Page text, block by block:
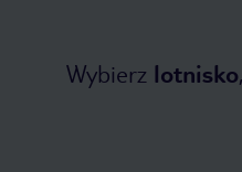
Wybierz lotnisko,